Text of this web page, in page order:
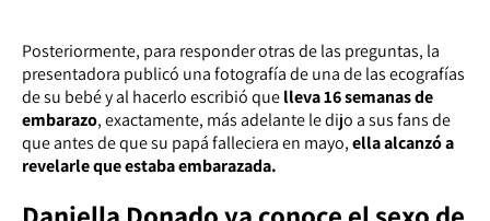
Posteriormente, para responder otras de las preguntas, la
presentadora publicó una fotografía de una de las ecografías
de su bebé y al hacerlo escribió quelleva 16 semanas de
embarazo, exactamente, más adelante le dijo a sus fans de
que antes de que su papá falleciera en mayo,ella alcanzó a
revelarle que estaba embarazada.